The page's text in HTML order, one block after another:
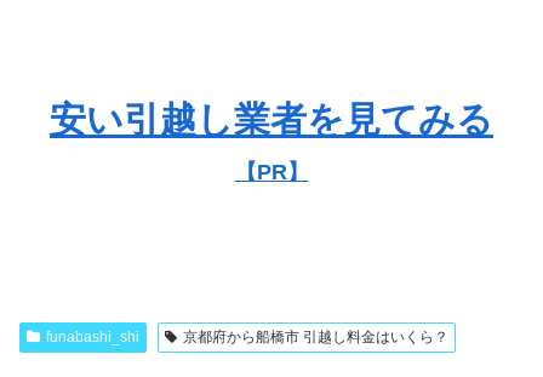
安い引越し業者を見てみる
【PR】
funabashi_shi 京都府から船橋市 引越し料金はいくら？